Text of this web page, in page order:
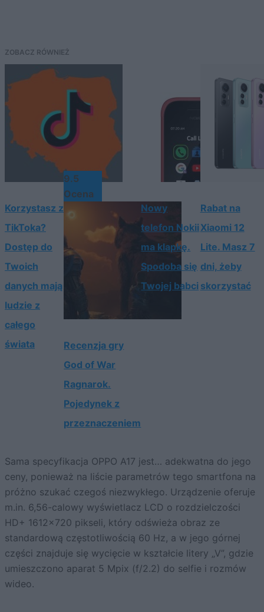
ZOBACZ RÓWNIEŻ
Korzystasz z
TikToka?
Dostęp do
Twoich
danych mają
ludzie z
całego
świata
9.5
Ocena
Recenzja gry
God of War
Ragnarok.
Pojedynek z
przeznaczeniem
Nowy
telefon Nokii
ma klapkę.
Spodoba się
Twojej babci
Rabat na
Xiaomi 12
Lite. Masz 7
dni, żeby
skorzystać
Sama specyfikacja OPPO A17 jest… adekwatna do jego
ceny, ponieważ na liście parametrów tego smartfona na
próżno szukać czegoś niezwykłego. Urządzenie oferuje
m.in. 6,56-calowy wyświetlacz LCD o rozdzielczości
HD+ 1612×720 pikseli, który odświeża obraz ze
standardową częstotliwością 60 Hz, a w jego górnej
części znajduje się wycięcie w kształcie litery „V”, gdzie
umieszczono aparat 5 Mpix (f/2.2) do selfie i rozmów
wideo.